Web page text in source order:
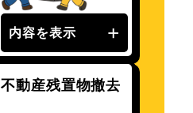
内容を表示
不動産残置物撤去